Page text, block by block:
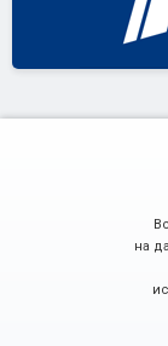
на